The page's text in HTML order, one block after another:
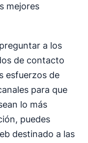
mejores
a los
de contacto
esfuerzos de
para que
lo más
puedes
destinado a las